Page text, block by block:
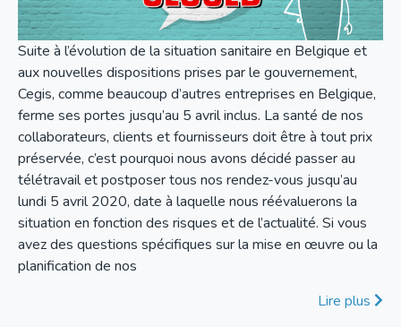
Suite à l’évolution de la situation sanitaire en Belgique et
aux nouvelles dispositions prises par le gouvernement,
Cegis, comme beaucoup d’autres entreprises en Belgique,
ferme ses portes jusqu’au 5 avril inclus. La santé de nos
collaborateurs, clients et fournisseurs doit être à tout prix
préservée, c’est pourquoi nous avons décidé passer au
télétravail et postposer tous nos rendez-vous jusqu’au
lundi 5 avril 2020, date à laquelle nous réévaluerons la
situation en fonction des risques et de l’actualité. Si vous
avez des questions spécifiques sur la mise en œuvre ou la
planification de nos
Lire plus